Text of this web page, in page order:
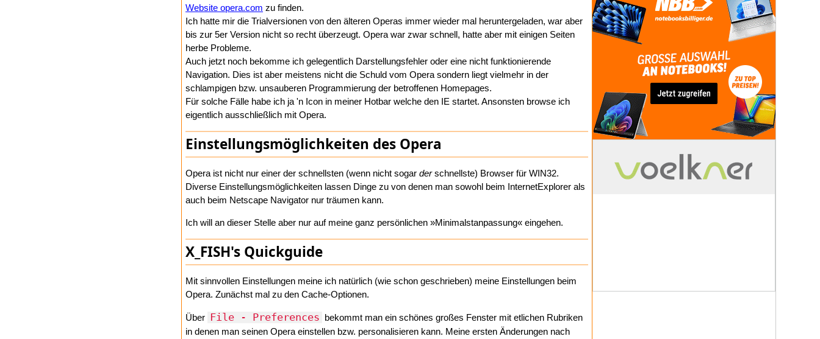
Website opera.com zu finden.
Ich hatte mir die Trialversionen von den älteren Operas immer wieder mal heruntergeladen, war aber
bis zur 5er Version nicht so recht überzeugt. Opera war zwar schnell, hatte aber mit einigen Seiten
herbe Probleme.
Auch jetzt noch bekomme ich gelegentlich Darstellungsfehler oder eine nicht funktionierende
Navigation. Dies ist aber meistens nicht die Schuld vom Opera sondern liegt vielmehr in der
schlampigen bzw. unsauberen Programmierung der betroffenen Homepages.
Für solche Fälle habe ich ja 'n Icon in meiner Hotbar welche den IE startet. Ansonsten browse ich
eigentlich ausschließlich mit Opera.
Einstellungsmöglichkeiten des Opera
Opera ist nicht nur einer der schnellsten (wenn nicht sogar derschnellste) Browser für WIN32.
Diverse Einstellungsmöglichkeiten lassen Dinge zu von denen man sowohl beim InternetExplorer als
auch beim Netscape Navigator nur träumen kann.
Ich will an dieser Stelle aber nur auf meine ganz persönlichen »Minimalstanpassung« eingehen.
X_FISH's Quickguide
Mit sinnvollen Einstellungen meine ich natürlich (wie schon geschrieben) meine Einstellungen beim
Opera. Zunächst mal zu den Cache-Optionen.
Über File - Preferences bekommt man ein schönes großes Fenster mit etlichen Rubriken
in denen man seinen Opera einstellen bzw. personalisieren kann. Meine ersten Änderungen nach